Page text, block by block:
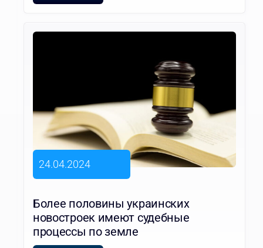
24.04.2024
Более половины украинских
новостроек имеют судебные
процессы по земле